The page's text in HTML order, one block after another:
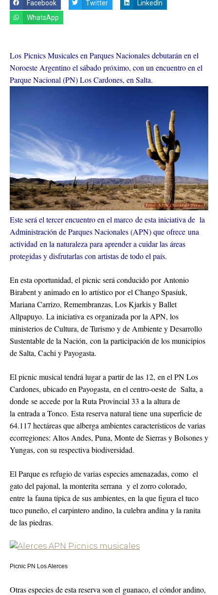
Facebook Twitter
LinkedIn
WhatsApp
Los Picnics Musicales en Parques Nacionales debutarán en el
Noroeste Argentino el sábado próximo, con un encuentro en el
Parque Nacional (PN) Los Cardones, en Salta.
Este será el tercer encuentro en el marco de esta iniciativa de la
Administración de Parques Nacionales (APN) que ofrece una
actividad en la naturaleza para aprender a cuidar las áreas
protegidas y disfrutarlas con artistas de todo el país.
En esta oportunidad, el picnic será conducido por Antonio
Birabent y animado en lo artístico por el Chango Spasiuk,
Mariana Carrizo, Remembranzas, Los Kjarkis y Ballet
Allpapuyo. La iniciativa es organizada por la APN, los
ministerios de Cultura, de Turismo y de Ambiente y Desarrollo
Sustentable de la Nación, con la participación de los municipios
de Salta, Cachi y Payogasta.
El picnic musical tendrá lugar a partir de las 12, en el PN Los
Cardones, ubicado en Payogasta, en el centro-oeste de Salta, a
donde se accede por la Ruta Provincial 33 a la altura de
la entrada a Tonco. Esta reserva natural tiene una superficie de
64.117 hectáreas que alberga ambientes característicos de varias
ecorregiones: Altos Andes, Puna, Monte de Sierras y Bolsones y
Yungas, con su respectiva biodiversidad.
El Parque es refugio de varias especies amenazadas, como el
gato del pajonal, la monterita serrana y el zorro colorado,
entre la fauna típica de sus ambientes, en la que figura el tuco
tuco puneño, el carpintero andino, la culebra andina y la ranita
de las piedras.
Picnic PN Los Alerces
Otras especies de esta reserva son el guanaco, el cóndor andino,